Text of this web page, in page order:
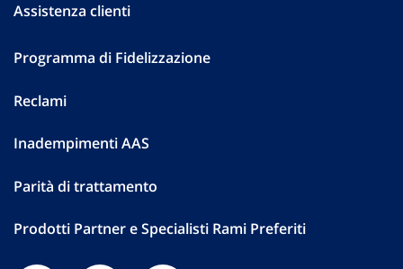
Assistenza clienti
Programma di Fidelizzazione
Reclami
Inadempimenti AAS
Parità di trattamento
Prodotti Partner e Specialisti Rami Preferiti